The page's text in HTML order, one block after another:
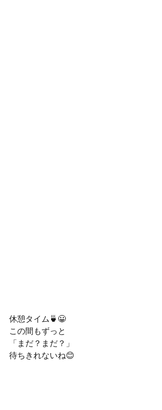
休憩タイム🍵😀
この間もずっと
「まだ？まだ？」
待ちきれないね😊